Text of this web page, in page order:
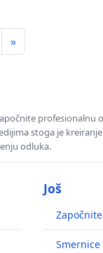
»
profesionalnu
stoga je
odluka.
Još